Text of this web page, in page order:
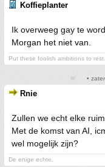
Koffieplanter
Ik overweeg gay te
Morgan het niet van.
Put these foolish ambitions to rest.
•
Rnie
Zullen we echt elke
Met de komst van AI,
wel mogelijk zijn?
De enige echte.